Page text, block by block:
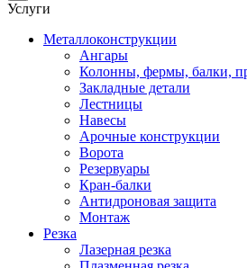
Услуги
Металлоконструкции
Ангары
Колонны, фермы, балки,
Закладные детали
Лестницы
Навесы
Арочные конструкции
Ворота
Резервуары
Кран-балки
Антидроновая защита
Монтаж
Резка
Лазерная резка